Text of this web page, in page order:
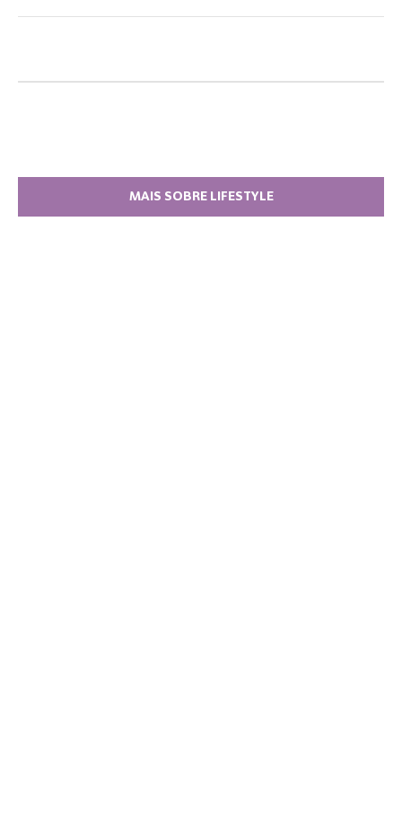
MAIS SOBRE LIFESTYLE